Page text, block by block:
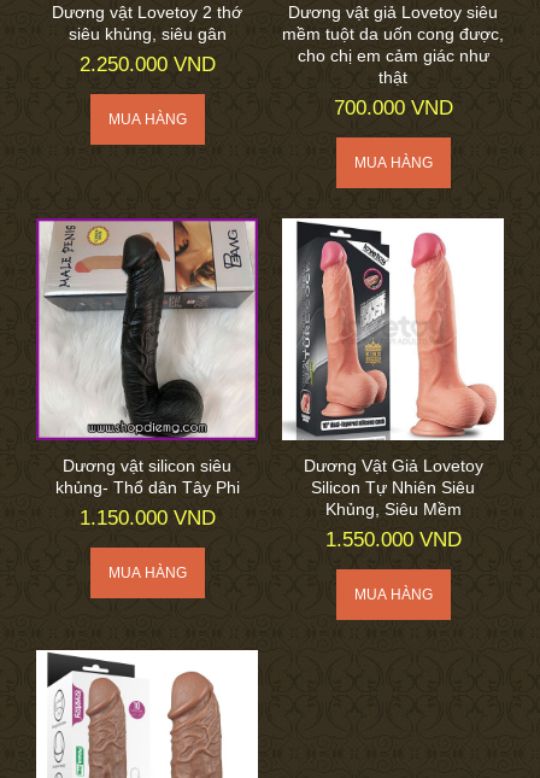
Dương vật Lovetoy 2 thớ
siêu khủng, siêu gân
2.250.000 VND
Dương vật giả Lovetoy siêu
mềm tuột da uốn cong được,
cho chị em cảm giác như
thật
700.000 VND
Dương vật silicon siêu
khủng- Thổ dân Tây Phi
1.150.000 VND
Dương Vật Giả Lovetoy
Silicon Tự Nhiên Siêu
Khủng, Siêu Mềm
1.550.000 VND